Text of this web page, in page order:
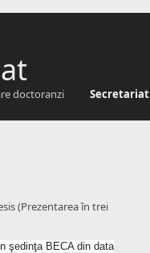
doctoranzi Secretariat
(Prezentarea în trei
şedinţa BECA din data